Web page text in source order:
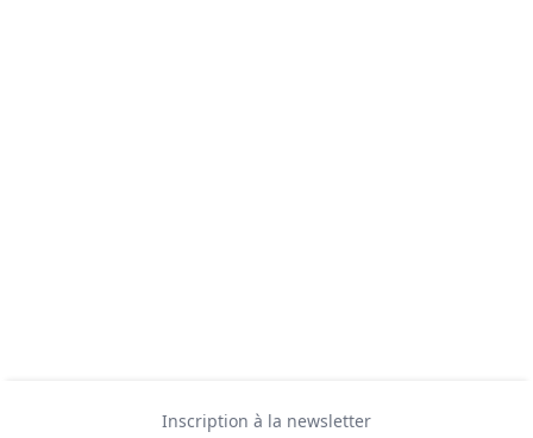
Inscription à la newsletter